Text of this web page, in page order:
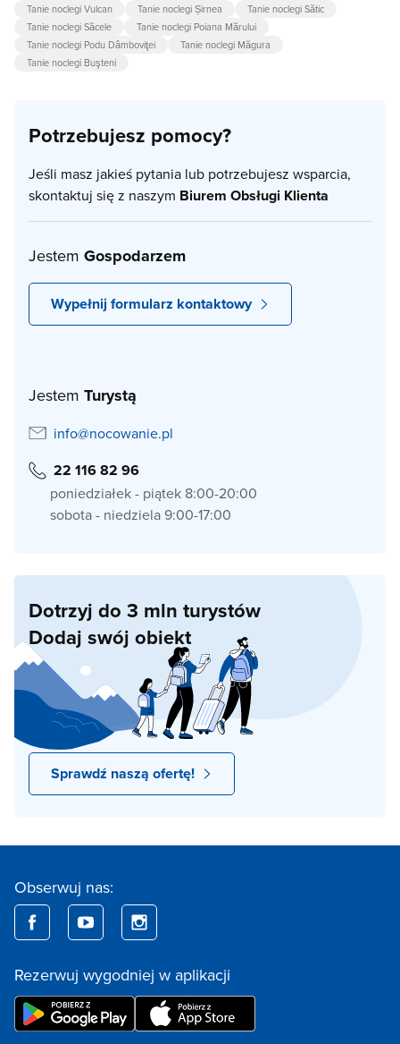
Tanie noclegi Vulcan
Tanie noclegi Șirnea
Tanie noclegi Sătic
Tanie noclegi Săcele
Tanie noclegi Poiana Mărului
Tanie noclegi Podu Dâmboviţei
Tanie noclegi Măgura
Tanie noclegi Buşteni
Potrzebujesz pomocy?
Jeśli masz jakieś pytania lub potrzebujesz wsparcia,
skontaktuj się z naszym Biurem Obsługi Klienta
Jestem Gospodarzem
Wypełnij formularz kontaktowy
Jestem Turystą
info@nocowanie.pl
22 116 82 96
poniedziałek - piątek 8:00-20:00
sobota - niedziela 9:00-17:00
Dotrzyj do 3 mln turystów
Dodaj swój obiekt
Sprawdź naszą ofertę!
Obserwuj nas:
Rezerwuj wygodniej w aplikacji